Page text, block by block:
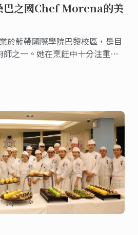
巴之國Chef Morena的美
於藍帶國際學院巴黎校區，是目
之一。她在烹飪中十分注重將
午，Chef Morena在藍帶上海校